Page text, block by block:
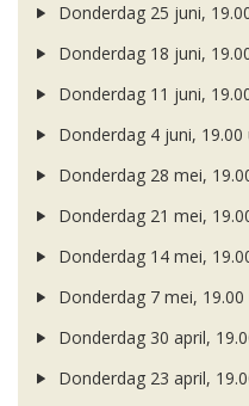
Donderdag 25 juni,
Donderdag 18 juni,
Donderdag 11 juni,
Donderdag 4 juni, 19.00
Donderdag 28 mei,
Donderdag 21 mei,
Donderdag 14 mei,
Donderdag 7 mei, 19.00
Donderdag 30 april,
Donderdag 23 april,